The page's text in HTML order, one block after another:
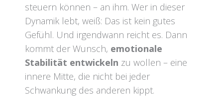
steuern können – an ihm. Wer in dieser
Dynamik lebt, weiß: Das ist kein gutes
Gefühl. Und irgendwann reicht es. Dann
kommt der Wunsch, emotionale
Stabilität entwickeln zu wollen – eine
innere Mitte, die nicht bei jeder
Schwankung des anderen kippt.